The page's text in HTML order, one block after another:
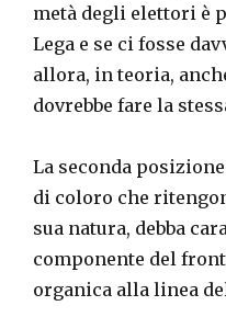
metà degli elettori è
Lega e se ci fosse
allora, in teoria,
dovrebbe fare la
La seconda
di coloro che
sua natura, debba
componente del
organica alla linea